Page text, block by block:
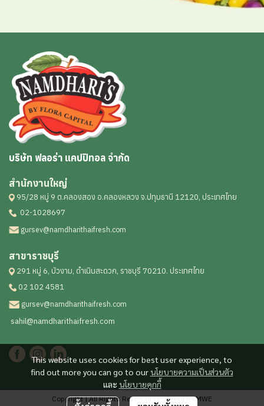
This website uses cookies for best user experience, to
find out more you can go to our นโยบายความเป็นส่วนตัว
และ นโยบายคุกกี้
บริษัท ฟลอร่า แคปปิทอล จำกัด
สำนักงานใหญ่
95/28 หมู่ 9 ต.คลองสอง อ.คลองหลวง จ.ปทุมธานี 12120, ประเทศไทย
02-1028697
gursev@namdharithaifresh.com
สาขาราชบุรี
291 หมู่ 6, บัวงาม, ดำเนินสะดวก, ราชบุรี 70210. ประเทศไทย
02 102 4581
gursev@namdharithaifresh.com
sahil@namdharithaifresh.com
Copyright | All Rights Reserved | Powered by MWE